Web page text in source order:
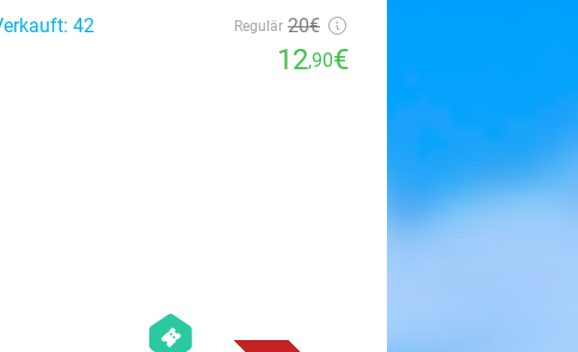
42
Regulär 20€
12,90€
hexagon
events